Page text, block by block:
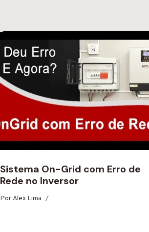
Sistema On-Grid com Erro de
Rede no Inversor
PorAlex Lima